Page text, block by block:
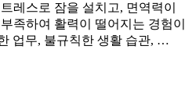
레스로 잠을 설치고, 면역력이
족하여 활력이 떨어지는 경험이
업무, 불규칙한 생활 습관, …